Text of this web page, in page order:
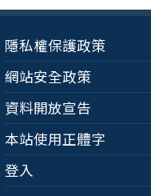
隱私權保護政策
網站安全政策
資料開放宣告
本站使用正體字
登入